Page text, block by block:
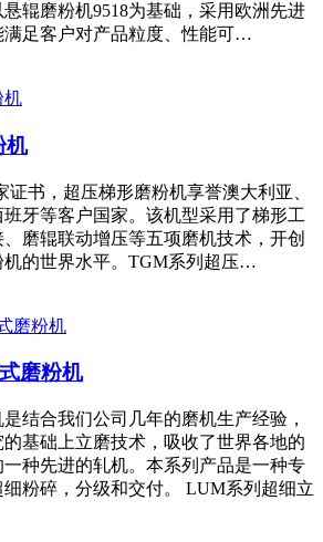
辊磨粉机9518为基础，采用欧洲先进
满足客户对产品粒度、性能可…
机
证书，超压梯形磨粉机享誉澳大利亚、
牙等客户国家。该机型采用了梯形工
磨辊联动增压等五项磨机技术，开创
机的世界水平。TGM系列超压…
磨粉机
结合我们公司几年的磨机生产经验，
基础上立磨技术，吸收了世界各地的
种先进的轧机。本系列产品是一种专
粉碎，分级和交付。 LUM系列超细立